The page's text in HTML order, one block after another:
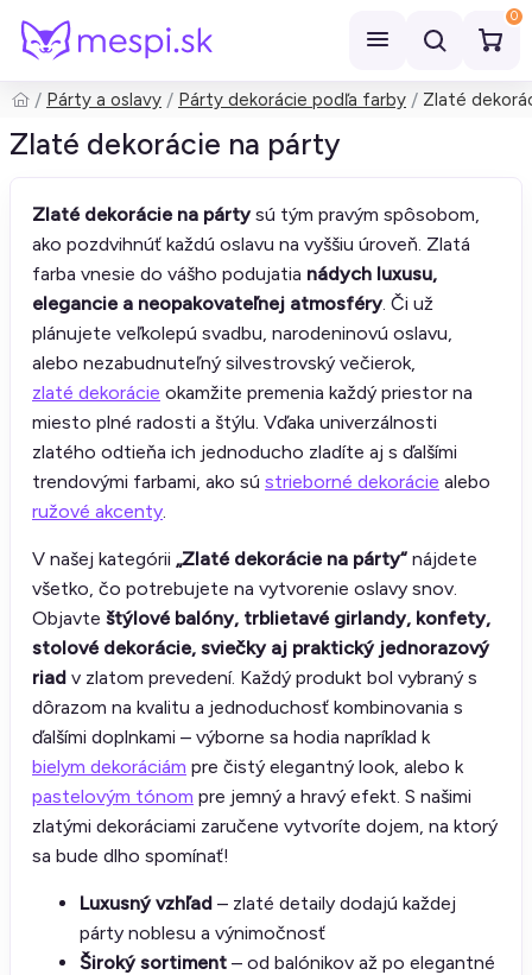
0
Hľadať
Párty a oslavy Párty dekorácie podľa farby Zlaté
Zlaté dekorácie na párty
Zlaté dekorácie na pártysú tým pravým spôsobom,
ako pozdvihnúť každú oslavu na vyššiu úroveň. Zlatá
farba vnesie do vášho podujatia nádych luxusu,
elegancie a neopakovateľnej atmosféry. Či už
plánujete veľkolepú svadbu, narodeninovú oslavu,
alebo nezabudnuteľný silvestrovský večierok,
zlaté dekorácie okamžite premenia každý priestor na
miesto plné radosti a štýlu. Vďaka univerzálnosti
zlatého odtieňa ich jednoducho zladíte aj s ďalšími
trendovými farbami, ako sú strieborné dekorácie alebo
ružové akcenty.
V našej kategórii „Zlaté dekorácie na párty“ nájdete
všetko, čo potrebujete na vytvorenie oslavy snov.
Objavte štýlové balóny, trblietavé girlandy, konfety,
stolové dekorácie, sviečky aj praktický jednorazový
riad v zlatom prevedení. Každý produkt bol vybraný s
dôrazom na kvalitu a jednoduchosť kombinovania s
ďalšími doplnkami – výborne sa hodia napríklad k
bielym dekoráciám pre čistý elegantný look, alebo k
pastelovým tónom pre jemný a hravý efekt. S našimi
zlatými dekoráciami zaručene vytvoríte dojem, na ktorý
sa bude dlho spomínať!
Luxusný vzhľad – zlaté detaily dodajú každej
párty noblesu a výnimočnosť
Široký sortiment – od balónikov až po elegantné